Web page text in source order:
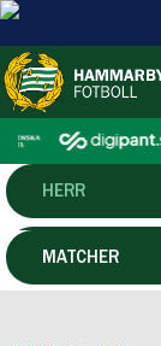
HERR
DAM
MATCHER